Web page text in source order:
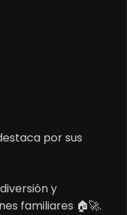
por sus
y
familiares 🏠🚀.